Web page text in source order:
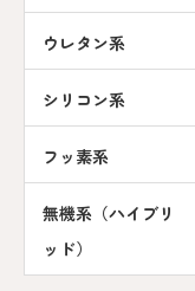
ウレタン系
シリコン系
フッ素系
無機系（ハイブリ
ッド）